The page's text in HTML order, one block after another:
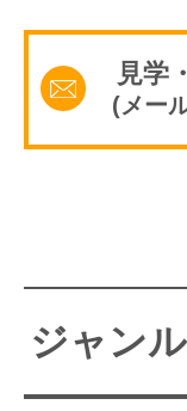
見学
(メー
ジャン